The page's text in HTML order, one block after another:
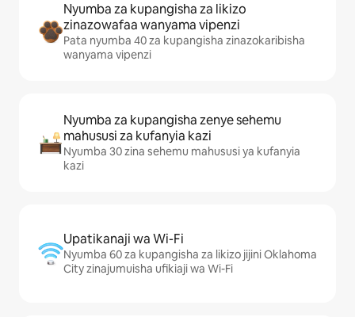
Nyumba za kupangisha za likizo
zinazowafaa wanyama vipenzi
Pata nyumba 40 za kupangisha zinazokaribisha
wanyama vipenzi
Nyumba za kupangisha zenye sehemu
mahususi za kufanyia kazi
Nyumba 30 zina sehemu mahususi ya kufanyia
kazi
Upatikanaji wa Wi-Fi
Nyumba 60 za kupangisha za likizo jijini Oklahoma
City zinajumuisha ufikiaji wa Wi-Fi